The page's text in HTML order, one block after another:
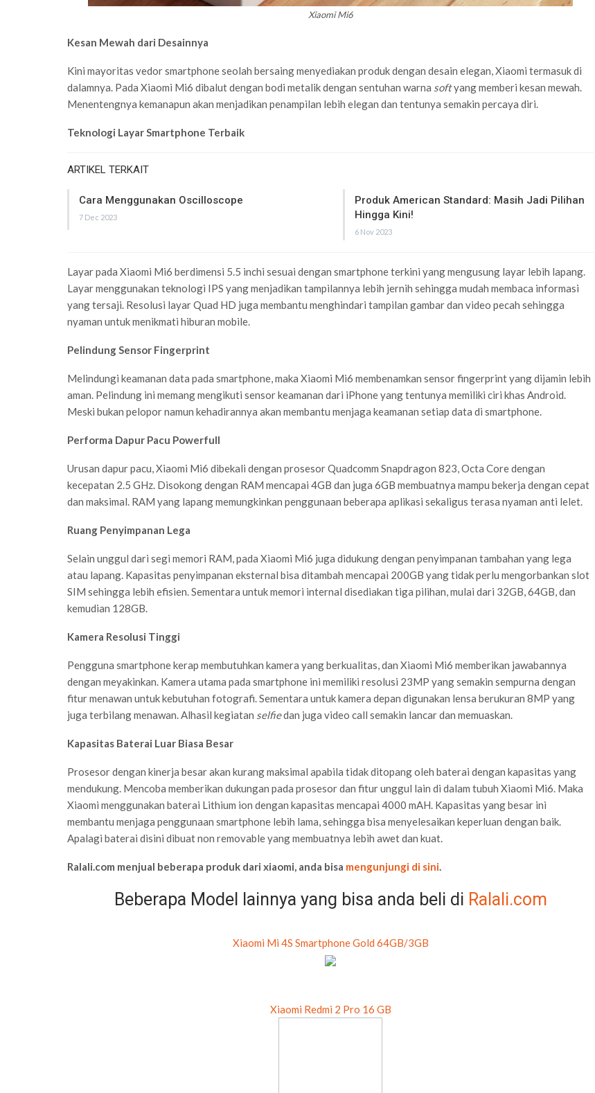
Xiaomi Mi6
Kesan Mewah dari Desainnya
Kini mayoritas vedor smartphone seolah bersaing menyediakan produk dengan desain elegan, Xiaomi termasuk di
dalamnya. Pada Xiaomi Mi6 dibalut dengan bodi metalik dengan sentuhan warna softyang memberi kesan mewah.
Menentengnya kemanapun akan menjadikan penampilan lebih elegan dan tentunya semakin percaya diri.
Teknologi Layar Smartphone Terbaik
ARTIKEL TERKAIT
Cara Menggunakan Oscilloscope
7 Dec 2023
Produk American Standard: Masih Jadi Pilihan
Hingga Kini!
6 Nov 2023
Layar pada Xiaomi Mi6 berdimensi 5.5 inchi sesuai dengan smartphone terkini yang mengusung layar lebih lapang.
Layar menggunakan teknologi IPS yang menjadikan tampilannya lebih jernih sehingga mudah membaca informasi
yang tersaji. Resolusi layar Quad HD juga membantu menghindari tampilan gambar dan video pecah sehingga
nyaman untuk menikmati hiburan mobile.
Pelindung Sensor Fingerprint
Melindungi keamanan data pada smartphone, maka Xiaomi Mi6 membenamkan sensor fingerprint yang dijamin lebih
aman. Pelindung ini memang mengikuti sensor keamanan dari iPhone yang tentunya memiliki ciri khas Android.
Meski bukan pelopor namun kehadirannya akan membantu menjaga keamanan setiap data di smartphone.
Performa Dapur Pacu Powerfull
Urusan dapur pacu, Xiaomi Mi6 dibekali dengan prosesor Quadcomm Snapdragon 823, Octa Core dengan
kecepatan 2.5 GHz. Disokong dengan RAM mencapai 4GB dan juga 6GB membuatnya mampu bekerja dengan cepat
dan maksimal. RAM yang lapang memungkinkan penggunaan beberapa aplikasi sekaligus terasa nyaman anti lelet.
Ruang Penyimpanan Lega
Selain unggul dari segi memori RAM, pada Xiaomi Mi6 juga didukung dengan penyimpanan tambahan yang lega
atau lapang. Kapasitas penyimpanan eksternal bisa ditambah mencapai 200GB yang tidak perlu mengorbankan slot
SIM sehingga lebih efisien. Sementara untuk memori internal disediakan tiga pilihan, mulai dari 32GB, 64GB, dan
kemudian 128GB.
Kamera Resolusi Tinggi
Pengguna smartphone kerap membutuhkan kamera yang berkualitas, dan Xiaomi Mi6 memberikan jawabannya
dengan meyakinkan. Kamera utama pada smartphone ini memiliki resolusi 23MP yang semakin sempurna dengan
fitur menawan untuk kebutuhan fotografi. Sementara untuk kamera depan digunakan lensa berukuran 8MP yang
juga terbilang menawan. Alhasil kegiatan selfiedan juga video call semakin lancar dan memuaskan.
Kapasitas Baterai Luar Biasa Besar
Prosesor dengan kinerja besar akan kurang maksimal apabila tidak ditopang oleh baterai dengan kapasitas yang
mendukung. Mencoba memberikan dukungan pada prosesor dan fitur unggul lain di dalam tubuh Xiaomi Mi6. Maka
Xiaomi menggunakan baterai Lithium ion dengan kapasitas mencapai 4000 mAH. Kapasitas yang besar ini
membantu menjaga penggunaan smartphone lebih lama, sehingga bisa menyelesaikan keperluan dengan baik.
Apalagi baterai disini dibuat non removable yang membuatnya lebih awet dan kuat.
Ralali.com menjual beberapa produk dari xiaomi, anda bisa mengunjungi di sini.
Beberapa Model lainnya yang bisa anda beli di Ralali.com
Xiaomi Mi 4S Smartphone Gold 64GB/3GB
Xiaomi Redmi 2 Pro 16 GB